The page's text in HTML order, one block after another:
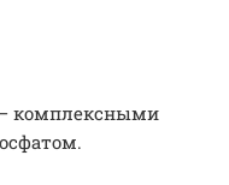
– комплексными